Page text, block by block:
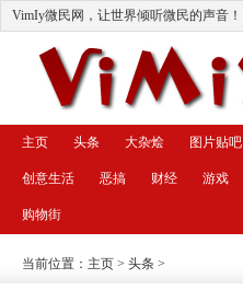
VimIy微民网，让世界倾听微民的声音！
主页 头条 大杂烩 图片贴吧
创意生活 恶搞 财经 游戏
购物街
当前位置： 主页 > 头条 >